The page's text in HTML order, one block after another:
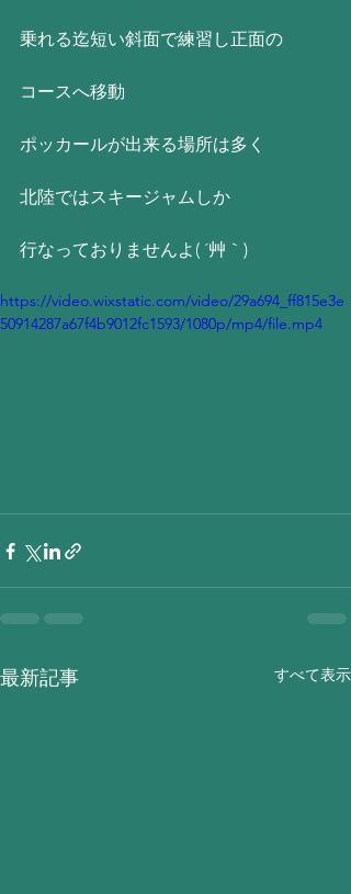
乗れる迄短い斜面で練習し正面の
コースへ移動
ポッカールが出来る場所は多く
北陸ではスキージャムしか
行なっておりませんよ( ´艸｀)
https://video.wixstatic.com/video/29a694_ff815e3e
50914287a67f4b9012fc1593/1080p/mp4/file.mp4
最新記事 すべて表示